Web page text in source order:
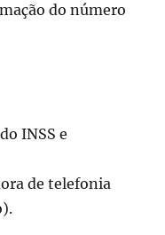
do número
INSS e
de telefonia